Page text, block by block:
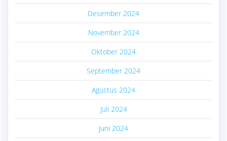
Desember 2024
November 2024
Oktober 2024
September 2024
Agustus 2024
Juli 2024
Juni 2024